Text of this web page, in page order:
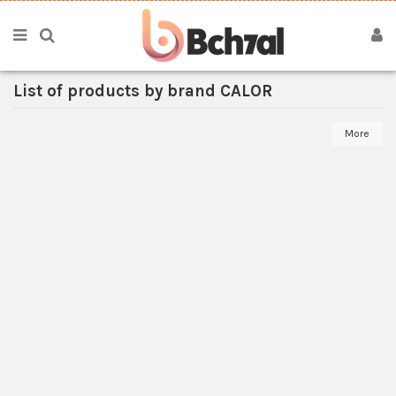
List of products by brand CALOR
More